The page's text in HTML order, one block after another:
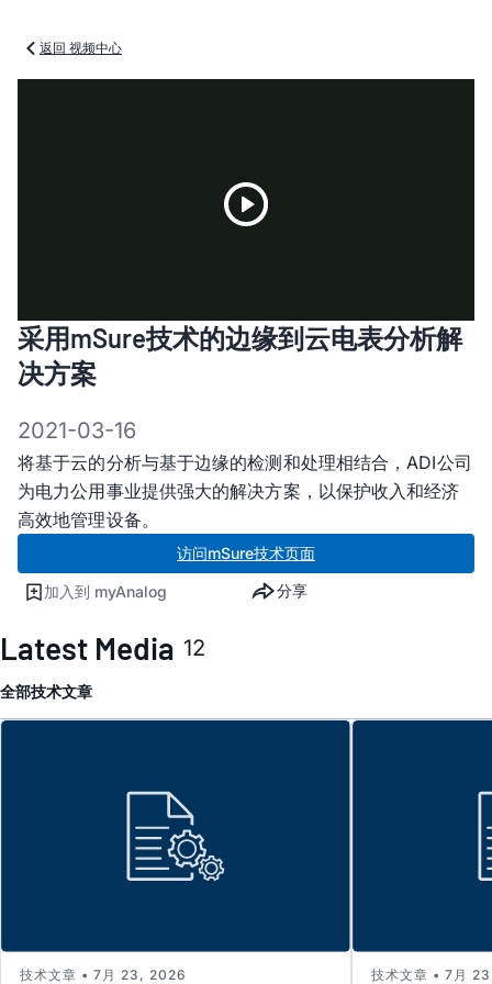
返回 视频中心
Video
采用mSure技术的边缘到云电表分析解
决方案
2021-03-16
将基于云的分析与基于边缘的检测和处理相结合，ADI公司
为电力公用事业提供强大的解决方案，以保护收入和经济
高效地管理设备。
访问mSure技术页面
加入到 myAnalog 分享
Latest Media 12
全部技术文章
技术文章 • 7月 23, 2026 技术文章 • 7月